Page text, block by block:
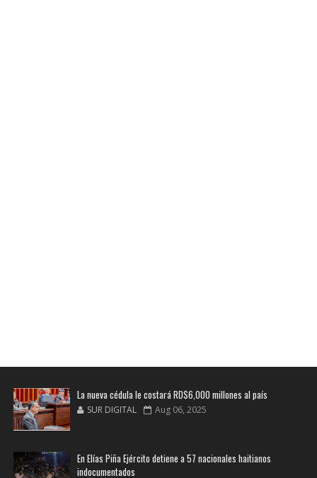
La nueva cédula le costará RD$6,000 millones al país
SUR DIGITAL Aug 06, 2025
En Elías Piña Ejército detiene a 57 nacionales haitianos
indocumentados